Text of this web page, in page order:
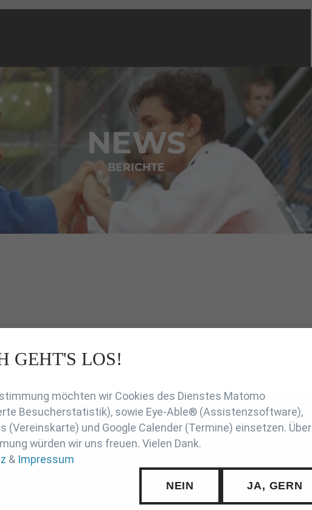
NEWS
BERICHTE
im Judo und stellv. Abteilungsleiter im Goshin-Jitsu.
INTERN SUCHE COOKIE-EINSTELLUNGEN
Hermann-Hess-Straße 8, 71332 Waiblingen
GEHT'S LOS!
möchten wir Cookies des Dienstes Matomo
Besucherstatistik), sowie Eye-Able® (Assistenzsoftware),
(Vereinskarte) und Google Calender (Termine) einsetzen. Über
würden wir uns freuen. Vielen Dank.
& Impressum
NEIN JA, GERN